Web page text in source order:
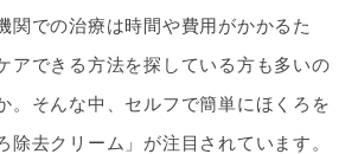
関での治療は時間や費用がかかるた
アできる方法を探している方も多いの
。そんな中、セルフで簡単にほくろを
除去クリーム」が注目されています。